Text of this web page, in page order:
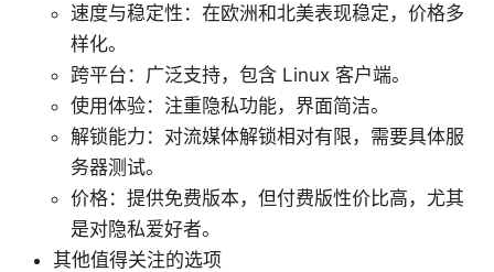
速度与稳定性：在欧洲和北美表现稳定，价格多
样化。
跨平台：广泛支持，包含 Linux 客户端。
使用体验：注重隐私功能，界面简洁。
解锁能力：对流媒体解锁相对有限，需要具体服
务器测试。
价格：提供免费版本，但付费版性价比高，尤其
是对隐私爱好者。
其他值得关注的选项